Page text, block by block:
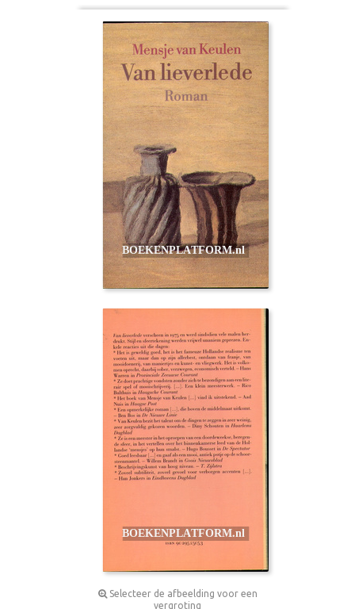
Selecteer de afbeelding voor een
vergroting